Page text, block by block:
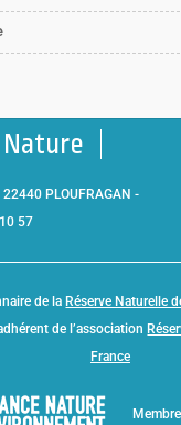
PLOUFRAGAN -
57
de la Réserve Naturelle
de l’association
France